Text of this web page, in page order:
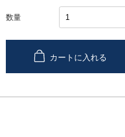
数量
カートに入れる